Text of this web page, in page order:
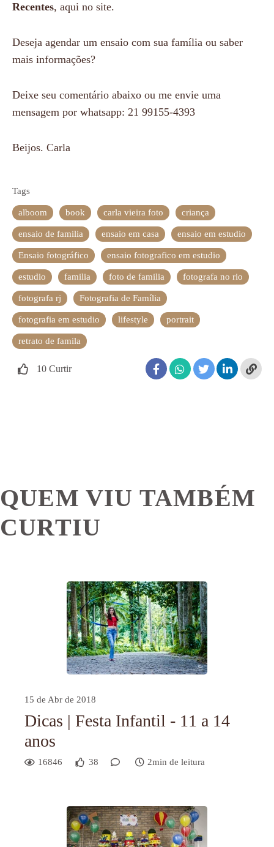
Recentes, aqui no site.
Deseja agendar um ensaio com sua família ou saber
mais informações?
Deixe seu comentário abaixo ou me envie uma
mensagem por whatsapp: 21 99155-4393
Beijos. Carla
Tags
alboom book carla vieira foto criança
ensaio de familia ensaio em casa ensaio em estudio
Ensaio fotográfico ensaio fotografico em estudio
estudio familia foto de familia fotografa no rio
fotografa rj Fotografia de Família
fotografia em estudio lifestyle portrait
retrato de famila
10 Curtir
QUEM VIU TAMBÉM
CURTIU
15 de Abr de 2018
Dicas | Festa Infantil - 11 a 14
anos
16846 38 2min de leitura